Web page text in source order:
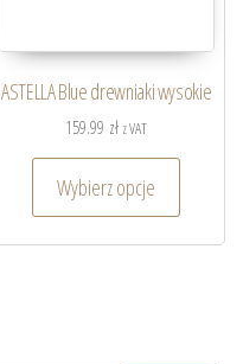
ASTELLA Blue drewniaki wysokie
159.99 zł z VAT
Wybierz opcje